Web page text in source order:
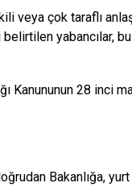
veya çok taraflı
yabancılar,
Kanununun 28 inci
Bakanlığa, yurt